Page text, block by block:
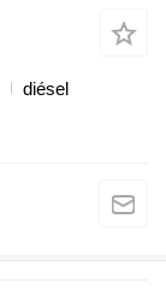
diésel